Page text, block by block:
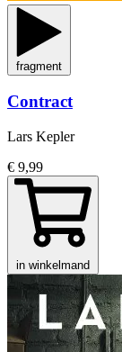
fragment
Contract
Lars Kepler
€ 9,99
in winkelmand